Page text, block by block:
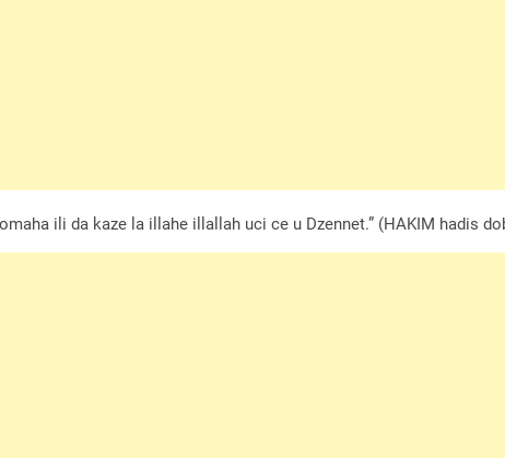
ili da kaze la illahe illallah uci ce u Dzennet.” (HAKIM hadis